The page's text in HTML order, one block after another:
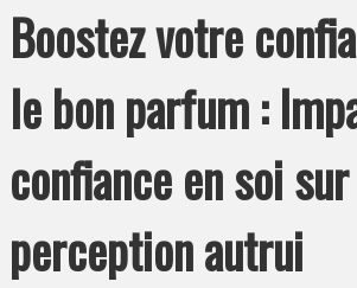
Boostez votre
le bon parfum :
confiance en soi
perception autrui